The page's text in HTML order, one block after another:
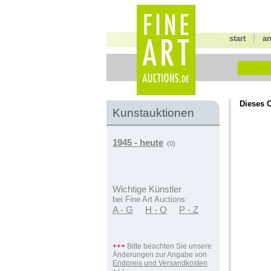
start
Kunstauktionen
1945 - heute (0)
Wichtige Künstler
bei Fine Art Auctions:
A - G H - O P - Z
+++ Bitte beachten Sie unsere
Änderungen zur Angabe von
Endpreis und Versandkosten
Dieses